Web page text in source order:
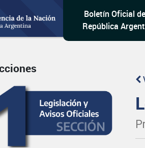
Boletín Oficial
República